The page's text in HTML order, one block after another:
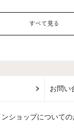
すべて見る
お問い
ンショップについて